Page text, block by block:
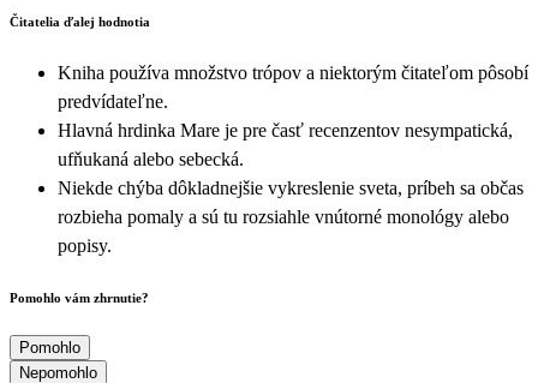
Čitatelia ďalej hodnotia
Kniha používa množstvo trópov a niektorým čitateľom pôsobí
predvídateľne.
Hlavná hrdinka Mare je pre časť recenzentov nesympatická,
ufňukaná alebo sebecká.
Niekde chýba dôkladnejšie vykreslenie sveta, príbeh sa občas
rozbieha pomaly a sú tu rozsiahle vnútorné monológy alebo
popisy.
Pomohlo vám zhrnutie?
Pomohlo
Nepomohlo